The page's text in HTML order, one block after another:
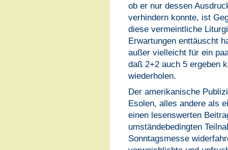
ob er nur dessen
verhindern konnte, ist
diese vermeintliche
Erwartungen enttäuscht
außer vielleicht für ein
daß 2+2 auch 5 ergeben
wiederholen.
Der amerikanische
Esolen, alles andere als
einen lesenswerten
umständebedingten
Sonntagsmesse